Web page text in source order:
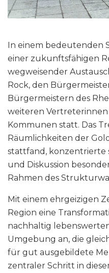
In einem bedeutenden
einer zukunftsfähigen
wegweisender
Rock, den
Bürgermeistern des
weiteren
Kommunen statt. Das
Räumlichkeiten der
stattfand, konzentrierte
und Diskussion
Rahmen des
Mit einem ehrgeizigen
Region eine
nachhaltig
Umgebung an, die
für gut ausgebildete
zentraler Schritt in